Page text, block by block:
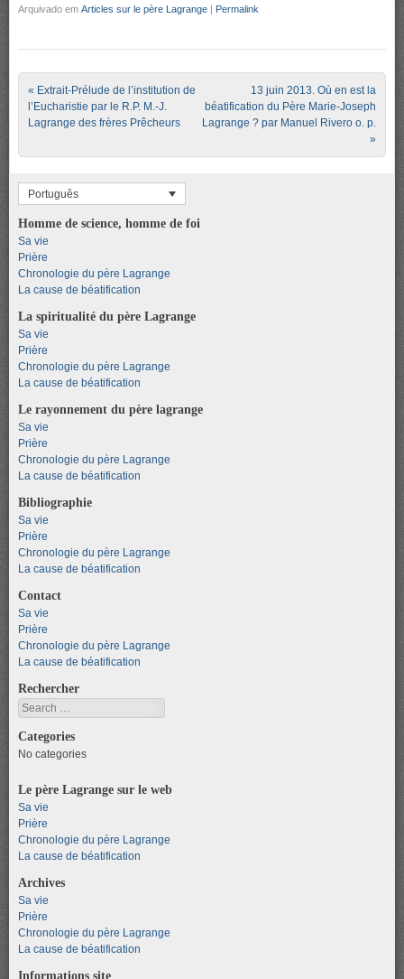
Arquivado em Articles sur le père Lagrange Permalink
Post navigation
« Extrait-Prélude de l’institution de
l’Eucharistie par le R.P. M.-J.
Lagrange des frères Prêcheurs
13 juin 2013. Où en est la
béatification du Père Marie-Joseph
Lagrange ? par Manuel Rivero o. p.
»
Português
Homme de science, homme de foi
Sa vie
Prière
Chronologie du père Lagrange
La cause de béatification
La spiritualité du père Lagrange
Sa vie
Prière
Chronologie du père Lagrange
La cause de béatification
Le rayonnement du père lagrange
Sa vie
Prière
Chronologie du père Lagrange
La cause de béatification
Bibliographie
Sa vie
Prière
Chronologie du père Lagrange
La cause de béatification
Contact
Sa vie
Prière
Chronologie du père Lagrange
La cause de béatification
Rechercher
Search
Categories
No categories
Le père Lagrange sur le web
Sa vie
Prière
Chronologie du père Lagrange
La cause de béatification
Archives
Sa vie
Prière
Chronologie du père Lagrange
La cause de béatification
Informations site